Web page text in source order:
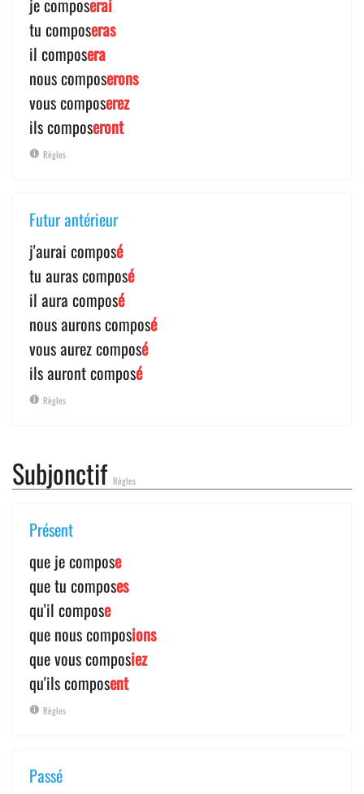
je composerai
tu composeras
il composera
nous composerons
vous composerez
ils composeront
Règles
Futur antérieur
j'aurai composé
tu auras composé
il aura composé
nous aurons composé
vous aurez composé
ils auront composé
Règles
Subjonctif Règles
Présent
que je compose
que tu composes
qu'il compose
que nous composions
que vous composiez
qu'ils composent
Règles
Passé